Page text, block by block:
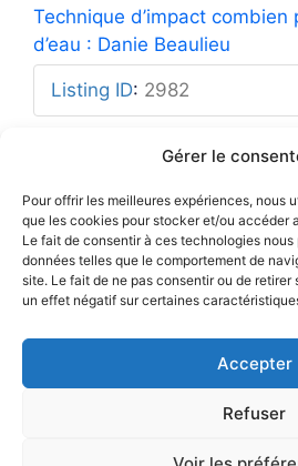
Gérer le
Pour offrir les meilleures expériences, nous
que les cookies pour stocker et/ou accéder
Le fait de consentir à ces technologies
données telles que le comportement de
site. Le fait de ne pas consentir ou de
un effet négatif sur certaines
Accepter
Refuser
Technique d’impact combien
d’eau : Danie Beaulieu
Listing ID: 2982
Rue Barbier 12, 1300 Wavre
Tel: 0455 14 53 30
Numéro FASE : 11020